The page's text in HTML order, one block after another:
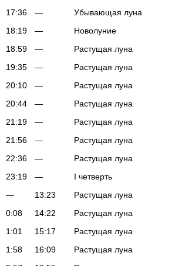
17:36 —
Убывающая луна
18:19 —
Новолуние
18:59 —
Растущая луна
19:35 —
Растущая луна
20:10 —
Растущая луна
20:44 —
Растущая луна
21:19 —
Растущая луна
21:56 —
Растущая луна
22:36 —
Растущая луна
23:19 —
I четверть
— 13:23
Растущая луна
0:08 14:22
Растущая луна
1:01 15:17
Растущая луна
1:58 16:09
Растущая луна